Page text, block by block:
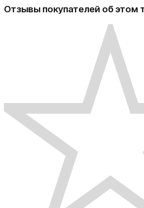
Отзывы покупателей об этом